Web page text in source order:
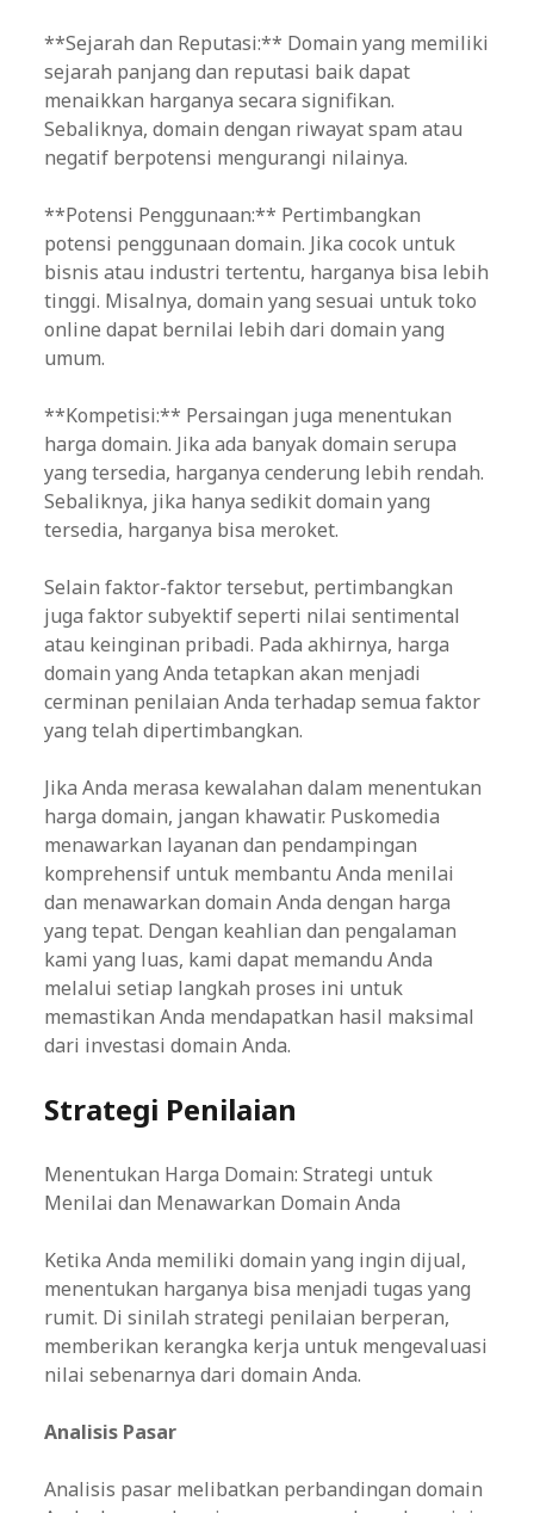
**Sejarah dan Reputasi:** Domain yang memiliki
sejarah panjang dan reputasi baik dapat
menaikkan harganya secara signifikan.
Sebaliknya, domain dengan riwayat spam atau
negatif berpotensi mengurangi nilainya.
**Potensi Penggunaan:** Pertimbangkan
potensi penggunaan domain. Jika cocok untuk
bisnis atau industri tertentu, harganya bisa lebih
tinggi. Misalnya, domain yang sesuai untuk toko
online dapat bernilai lebih dari domain yang
umum.
**Kompetisi:** Persaingan juga menentukan
harga domain. Jika ada banyak domain serupa
yang tersedia, harganya cenderung lebih rendah.
Sebaliknya, jika hanya sedikit domain yang
tersedia, harganya bisa meroket.
Selain faktor-faktor tersebut, pertimbangkan
juga faktor subyektif seperti nilai sentimental
atau keinginan pribadi. Pada akhirnya, harga
domain yang Anda tetapkan akan menjadi
cerminan penilaian Anda terhadap semua faktor
yang telah dipertimbangkan.
Jika Anda merasa kewalahan dalam menentukan
harga domain, jangan khawatir. Puskomedia
menawarkan layanan dan pendampingan
komprehensif untuk membantu Anda menilai
dan menawarkan domain Anda dengan harga
yang tepat. Dengan keahlian dan pengalaman
kami yang luas, kami dapat memandu Anda
melalui setiap langkah proses ini untuk
memastikan Anda mendapatkan hasil maksimal
dari investasi domain Anda.
Strategi Penilaian
Menentukan Harga Domain: Strategi untuk
Menilai dan Menawarkan Domain Anda
Ketika Anda memiliki domain yang ingin dijual,
menentukan harganya bisa menjadi tugas yang
rumit. Di sinilah strategi penilaian berperan,
memberikan kerangka kerja untuk mengevaluasi
nilai sebenarnya dari domain Anda.
Analisis Pasar
Analisis pasar melibatkan perbandingan domain